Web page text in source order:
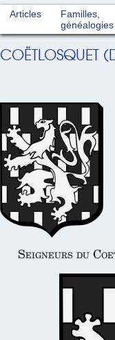
Articles
Familles,
généalogies
COËTLOSQUET
Seigneurs du